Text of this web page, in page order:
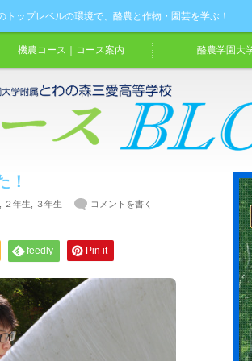
トップレベルの環境で、酪農と作物・園芸を学ぶ！
機農コース｜コース案内 酪農学園大
！
２年生 ３年生
コメントを書く
feedly Pin it